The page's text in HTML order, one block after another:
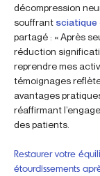
décompression
souffrant sciatique
partagé : « Après
réduction
reprendre mes
témoignages
avantages
réaffirmant
des patients.
Restaurer votre
étourdissements